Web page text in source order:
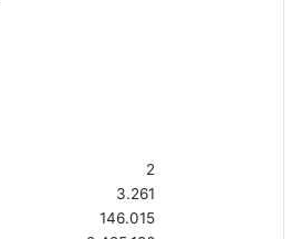
2
3.261
146.015